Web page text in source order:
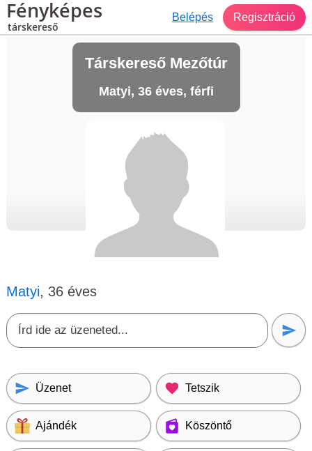
Fényképes
társkereső
Belépés Regisztráció
Társkereső Mezőtúr
Matyi, 36 éves, férfi
Matyi, 36 éves
Üzenet Tetszik
Ajándék Köszöntő